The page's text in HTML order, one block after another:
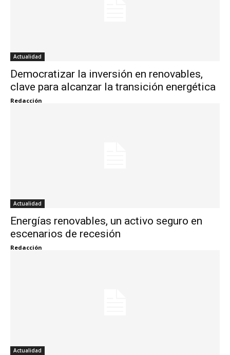
Actualidad
Democratizar la inversión en renovables,
clave para alcanzar la transición energética
Redacción
Actualidad
Energías renovables, un activo seguro en
escenarios de recesión
Redacción
Actualidad